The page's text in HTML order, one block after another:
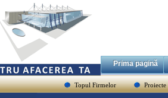
Prima pagină
Topul Firmelor Proiecte